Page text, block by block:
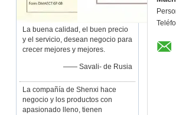
La buena calidad, el buen precio
y el servicio, desean negocio para
crecer mejores y mejores.
—— Savali- de Rusia
La compañía de Shenxi hace
negocio y los productos con
apasionado lleno, tienen